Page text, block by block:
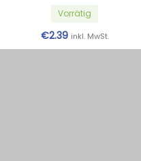
Vorrätig
€2.39 inkl. MwSt.